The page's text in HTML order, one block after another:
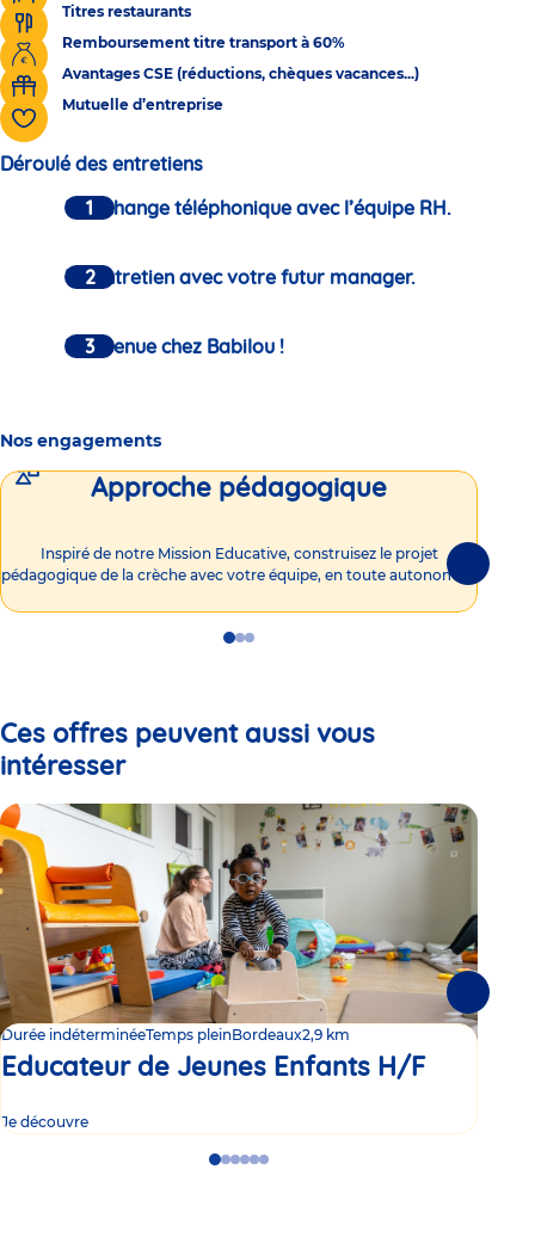
Titres restaurants
Remboursement titre transport à 60%
Avantages CSE (réductions, chèques vacances...)
Mutuelle d’entreprise
Déroulé des entretiens
Un échange téléphonique avec l’équipe RH.
Un entretien avec votre futur manager.
Bienvenue chez Babilou !
Nos engagements
Approche pédagogique
Inspiré de notre Mission Educative, construisez le projet
pédagogique de la crèche avec votre équipe, en toute autonomie !
GoGoGo
Ces offres peuvent aussi vous
intéresser
Durée indéterminéeTemps pleinBordeaux2,9 km
Educateur de Jeunes Enfants H/F
Je découvre
GoGoGoGo
GoGo